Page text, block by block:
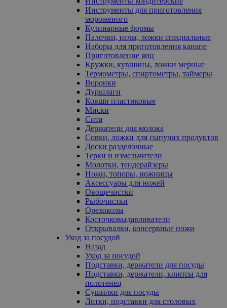
Инструменты для приготовления
мороженого
Кулинарные формы
Палочки, иглы, ложки специальные
Наборы для приготовления канапе
Приготовление яиц
Кружки, кувшины, ложки мерные
Термометры, спиртометры, таймеры
Воронки
Дуршлаги
Ковши пластиковые
Миски
Сита
Держатели для молока
Совки, ложки для сыпучих продуктов
Доски разделочные
Терки и измельчители
Молотки, тендерайзеры
Ножи, топоры, ножницы
Аксессуары для ножей
Овощечистки
Рыбочистки
Орехоколы
Косточковыдавливатели
Открывалки, консервные ножи
Уход за посудой
Назад
Уход за посудой
Подставки, держатели для посуды
Подставки, держатели, клипсы для
полотенец
Сушилки для посуды
Лотки, подставки для столовых